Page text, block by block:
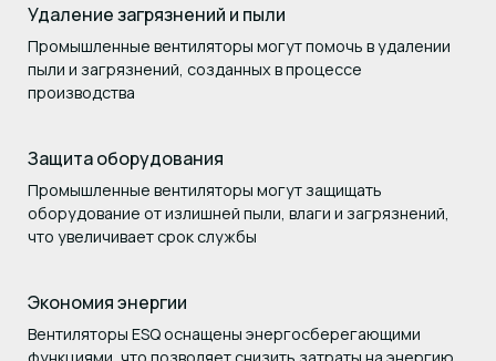
Удаление загрязнений и пыли
Промышленные вентиляторы могут помочь в удалении
пыли и загрязнений, созданных в процессе
производства
Защита оборудования
Промышленные вентиляторы могут защищать
оборудование от излишней пыли, влаги и загрязнений,
что увеличивает срок службы
Экономия энергии
Вентиляторы ESQ оснащены энергосберегающими